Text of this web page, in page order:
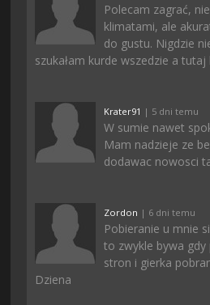
Polecam zagrać,
klimatami, ale
do gustu. Nigdzie
szukałam kurde wszedzie a
Krater91 | 5 dni temu
W sumie nawet
Mam nadzieje ze
dodawac nowosci
Zordon | 6 dni temu
Pobieranie u mnie
to zwykle bywa
stron i gierka
Dziena